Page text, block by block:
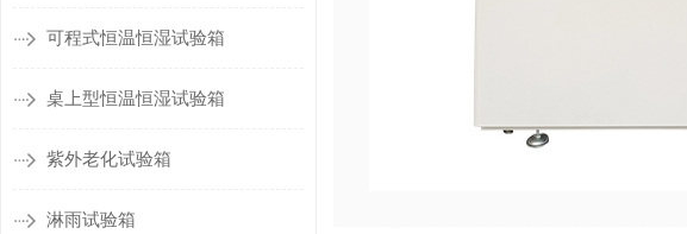
可程式恒温恒湿试验箱
桌上型恒温恒湿试验箱
紫外老化试验箱
淋雨试验箱